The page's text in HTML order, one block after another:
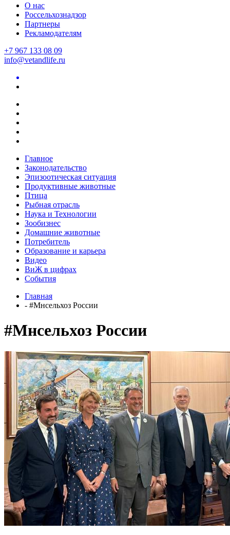
О нас
Россельхознадзор
Партнеры
Рекламодателям
+7 967 133 08 09
info@vetandlife.ru
Главное
Законодательство
Эпизоотическая ситуация
Продуктивные животные
Птица
Рыбная отрасль
Наука и Технологии
Зообизнес
Домашние животные
Потребитель
Образование и карьера
Видео
ВиЖ в цифрах
События
Главная
- #Мнсельхоз России
#Мнсельхоз России